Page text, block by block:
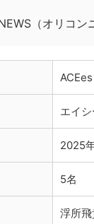
（オリコン
エイ
2025
5名
浮所